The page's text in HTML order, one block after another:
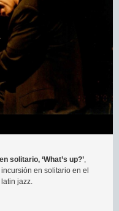
solitario, ‘What’s up?’,
en solitario en el
jazz.